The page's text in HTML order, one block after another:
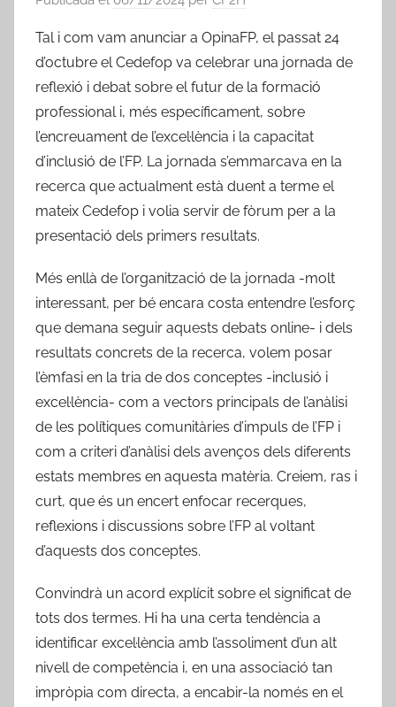
Tal i com vam anunciar a OpinaFP, el passat 24
d’octubre el Cedefop va celebrar una jornada de
reflexió i debat sobre el futur de la formació
professional i, més específicament, sobre
l’encreuament de l’excel·lència i la capacitat
d’inclusió de l’FP. La jornada s’emmarcava en la
recerca que actualment està duent a terme el
mateix Cedefop i volia servir de fòrum per a la
presentació dels primers resultats.
Més enllà de l’organització de la jornada -molt
interessant, per bé encara costa entendre l’esforç
que demana seguir aquests debats online- i dels
resultats concrets de la recerca, volem posar
l’èmfasi en la tria de dos conceptes -inclusió i
excel·lència- com a vectors principals de l’anàlisi
de les polítiques comunitàries d’impuls de l’FP i
com a criteri d’anàlisi dels avenços dels diferents
estats membres en aquesta matèria. Creiem, ras i
curt, que és un encert enfocar recerques,
reflexions i discussions sobre l’FP al voltant
d’aquests dos conceptes.
Convindrà un acord explícit sobre el significat de
tots dos termes. Hi ha una certa tendència a
identificar excel·lència amb l’assoliment d’un alt
nivell de competència i, en una associació tan
impròpia com directa, a encabir-la només en el